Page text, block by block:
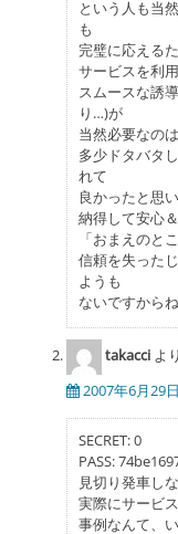
という人も当
も
完璧に応える
サービスを利
スムースな誘
り…)が
当然必要なの
多少ドタバタ
れて
良かったと思
納得して安心
「おまえのと
信頼を失った
ようも
ないですから
takacci よ
2007年6月29
SECRET: 0
PASS:
見切り発車し
実際にサービ
事例なんて、